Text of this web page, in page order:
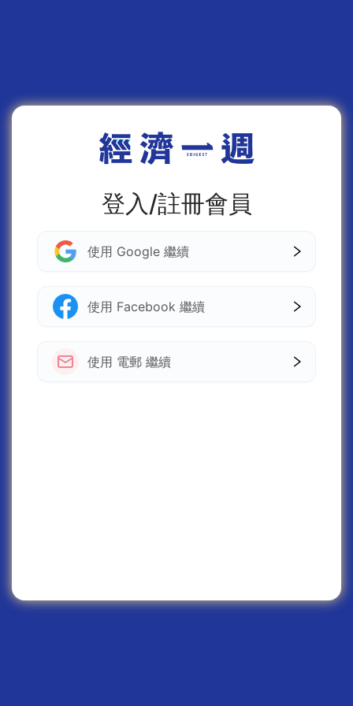
登入/註冊會員
使用 Google 繼續
使用 Facebook 繼續
使用 電郵 繼續